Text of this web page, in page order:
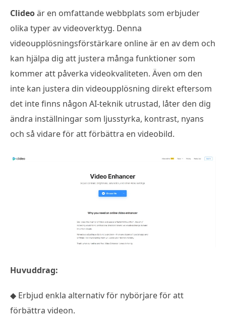
Clideoär en omfattande webbplats som erbjuder
olika typer av videoverktyg. Denna
videoupplösningsförstärkare online är en av dem och
kan hjälpa dig att justera många funktioner som
kommer att påverka videokvaliteten. Även om den
inte kan justera din videoupplösning direkt eftersom
det inte finns någon AI-teknik utrustad, låter den dig
ändra inställningar som ljusstyrka, kontrast, nyans
och så vidare för att förbättra en videobild.
Huvuddrag:
◆ Erbjud enkla alternativ för nybörjare för att
förbättra videon.